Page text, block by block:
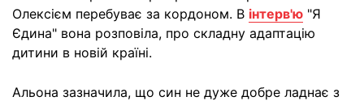
Олексієм перебуває за кордоном. В інтерв'ю "Я
Єдина" вона розповіла, про складну адаптацію
дитини в новій країні.
Альона зазначила, що син не дуже добре ладнає з